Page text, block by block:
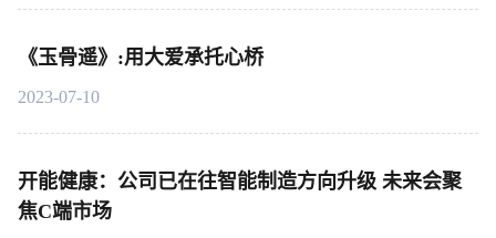
《玉骨遥》:用大爱承托心桥
2023-07-10
开能健康：公司已在往智能制造方向升级 未来会聚
焦C端市场